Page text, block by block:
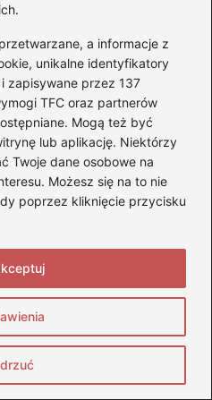
a informacje z
unikalne identyfikatory
zapisywane przez 137
TFC oraz partnerów
Mogą też być
lub aplikację. Niektórzy
Twoje dane osobowe na
Możesz się na to nie
poprzez kliknięcie przycisku
grubość tarczy
pojazdu?
na pozbycie się
w samochodzie
podnośnika
do
do podnośnika
podnośnika